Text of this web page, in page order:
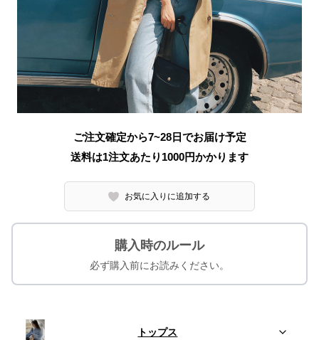
ご注文確定から7~28日でお届け予定
送料は1注文あたり 1000円かかります
お気に入りに追加する
購入時のルール
必ず購入前にお読みください。
トップス